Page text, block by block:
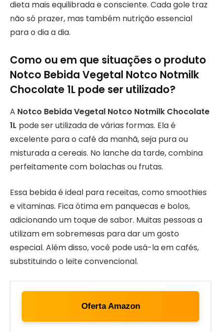
dieta mais equilibrada e consciente. Cada gole traz
não só prazer, mas também nutrição essencial
para o dia a dia.
Como ou em que situações o produto
Notco Bebida Vegetal Notco Notmilk
Chocolate 1L pode ser utilizado?
A Notco Bebida Vegetal Notco Notmilk Chocolate
1L pode ser utilizada de várias formas. Ela é
excelente para o café da manhã, seja pura ou
misturada a cereais. No lanche da tarde, combina
perfeitamente com bolachas ou frutas.
Essa bebida é ideal para receitas, como smoothies
e vitaminas. Fica ótima em panquecas e bolos,
adicionando um toque de sabor. Muitas pessoas a
utilizam em sobremesas para dar um gosto
especial. Além disso, você pode usá-la em cafés,
substituindo o leite convencional.
Oferta Amazon